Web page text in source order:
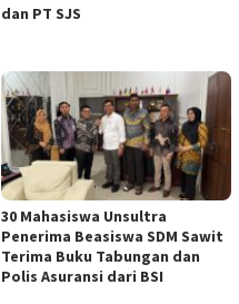
dan PT SJS
30 Mahasiswa Unsultra
Penerima Beasiswa SDM Sawit
Terima Buku Tabungan dan
Polis Asuransi dari BSI